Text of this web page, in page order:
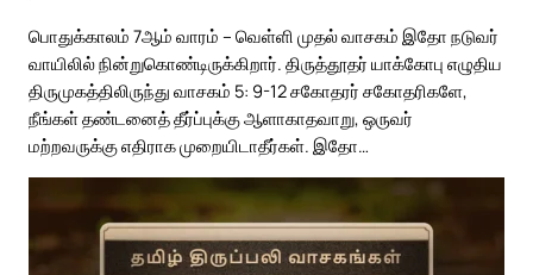
பொதுக்காலம் 7ஆம் வாரம் – வெள்ளி முதல் வாசகம் இதோ நடுவர்
வாயிலில் நின்றுகொண்டிருக்கிறார். திருத்தூதர் யாக்கோபு எழுதிய
திருமுகத்திலிருந்து வாசகம் 5: 9-12 சகோதரர் சகோதரிகளே,
நீங்கள் தண்டனைத் தீர்ப்புக்கு ஆளாகாதவாறு, ஒருவர்
மற்றவருக்கு எதிராக முறையிடாதீர்கள். இதோ…